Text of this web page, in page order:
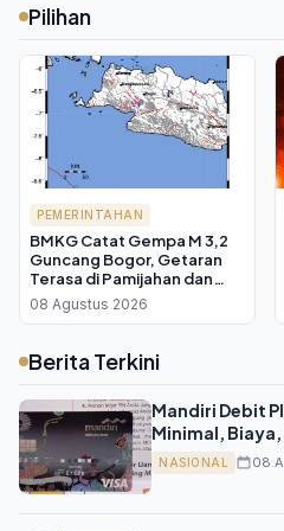
Pilihan
PEMERINTAHAN
BMKG Catat Gempa M 3,2
Guncang Bogor, Getaran
Terasa di Pamijahan dan
Leuwiliang
08 Agustus 2026
Berita Terkini
Mandiri Debit
Minimal,
NASIONAL 08